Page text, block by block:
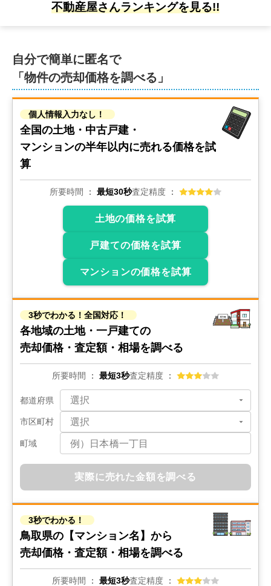
建物面積:152㎡
1,600万円 2020年10月
島根県雲南市大東町大東下分
階数:
2,600 万円
島根県松江市東出雲町意宇東二丁目
築年数:12年
建物面積:114㎡ 土地面積:237㎡
2,300 万円 2020年1月
島根県松江市馬潟町
建物面積:
113㎡
1,200万円
島根県松江市浜乃木四丁目
建物面積:129㎡ 土地面積:214㎡
1,500万円
鳥取県米子市万能町
不動産屋さんランキングを見る!!
自分で簡単に匿名で
「物件の売却価格を調べる」
個人情報入力なし！
全国の土地・中古戸建・
マンションの半年以内に売れる価格を試
算
所要時間 最短30秒査定精度
土地の価格を試算
戸建ての価格を試算
マンションの価格を試算
3秒でわかる！全国対応！
各地域の土地・一戸建ての
売却価格・査定額・相場を調べる
所要時間 最短3秒査定精度
都道府県
市区町村
町域
実際に売れた金額を調べる
3秒でわかる！
鳥取県の 【マンション名】から
売却価格・査定額・相場を調べる
所要時間 最短3秒査定精度